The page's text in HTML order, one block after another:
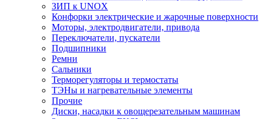
ЗИП к UNOX
Конфорки электрические и жарочные поверхности
Моторы, электродвигатели, привода
Переключатели, пускатели
Подшипники
Ремни
Сальники
Терморегуляторы и термостаты
ТЭНы и нагревательные элементы
Прочие
Диски, насадки к овощерезательным машинам